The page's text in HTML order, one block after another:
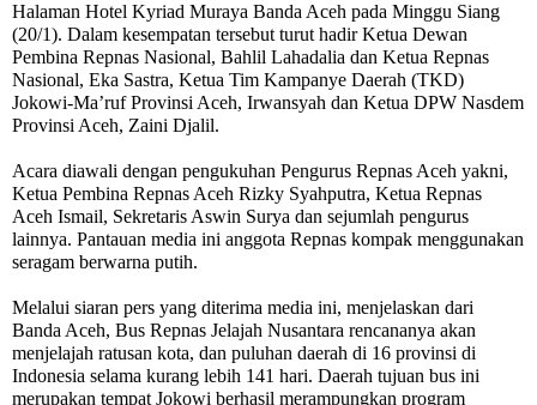
Halaman Hotel Kyriad Muraya Banda Aceh pada Minggu Siang
(20/1). Dalam kesempatan tersebut turut hadir Ketua Dewan
Pembina Repnas Nasional, Bahlil Lahadalia dan Ketua Repnas
Nasional, Eka Sastra, Ketua Tim Kampanye Daerah (TKD)
Jokowi-Ma’ruf Provinsi Aceh, Irwansyah dan Ketua DPW Nasdem
Provinsi Aceh, Zaini Djalil.
Acara diawali dengan pengukuhan Pengurus Repnas Aceh yakni,
Ketua Pembina Repnas Aceh Rizky Syahputra, Ketua Repnas
Aceh Ismail, Sekretaris Aswin Surya dan sejumlah pengurus
lainnya. Pantauan media ini anggota Repnas kompak menggunakan
seragam berwarna putih.
Melalui siaran pers yang diterima media ini, menjelaskan dari
Banda Aceh, Bus Repnas Jelajah Nusantara rencananya akan
menjelajah ratusan kota, dan puluhan daerah di 16 provinsi di
Indonesia selama kurang lebih 141 hari. Daerah tujuan bus ini
merupakan tempat Jokowi berhasil merampungkan program